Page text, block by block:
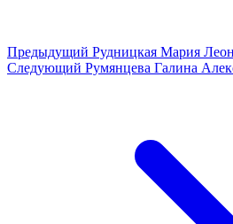
Предыдущий Рудницкая Мария
Следующий Румянцева Галина